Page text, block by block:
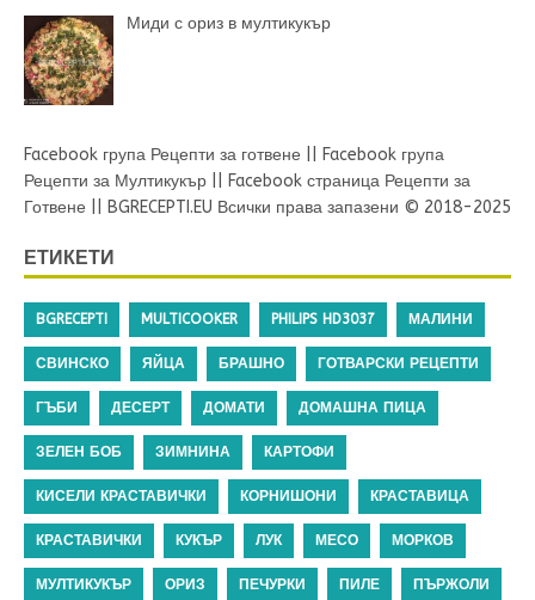
Миди с ориз в мултикукър
Facebook група Рецепти за готвене
Facebook група
Рецепти за Мултикукър
Facebook страница Рецепти за
Готвене
BGRECEPTI.EU Всички права запазени © 2018-2025
ЕТИКЕТИ
BGRECEPTI MULTICOOKER PHILIPS HD3037 МАЛИНИ
СВИНСКО ЯЙЦА БРАШНО ГОТВАРСКИ РЕЦЕПТИ
ГЪБИ ДЕСЕРТ ДОМАТИ ДОМАШНА ПИЦА
ЗЕЛЕН БОБ ЗИМНИНА КАРТОФИ
КИСЕЛИ КРАСТАВИЧКИ КОРНИШОНИ КРАСТАВИЦА
КРАСТАВИЧКИ КУКЪР ЛУК МЕСО МОРКОВ
МУЛТИКУКЪР ОРИЗ ПЕЧУРКИ ПИЛЕ ПЪРЖОЛИ